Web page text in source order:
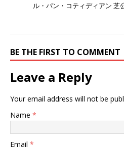
ル・パン・コティディアン 芝
BE THE FIRST TO COMMENT
Leave a Reply
Your email address will not be
Name *
Email *